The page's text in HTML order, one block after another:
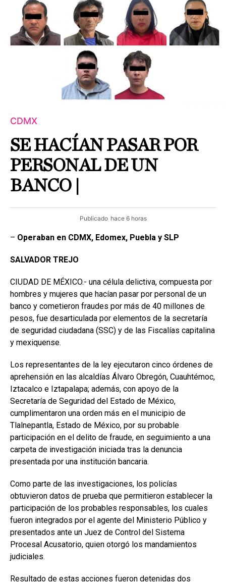
CDMX
SE HACÍAN PASAR POR
PERSONAL DE UN
BANCO |
Publicado hace 6 horas
– Operaban en CDMX, Edomex, Puebla y SLP
SALVADOR TREJO
CIUDAD DE MÉXICO.- una célula delictiva, compuesta por
hombres y mujeres que hacían pasar por personal de un
banco y cometieron fraudes por más de 40 millones de
pesos, fue desarticulada por elementos de la secretaría
de seguridad ciudadana (SSC) y de las Fiscalías capitalina
y mexiquense.
Los representantes de la ley ejecutaron cinco órdenes de
aprehensión en las alcaldías Álvaro Obregón, Cuauhtémoc,
Iztacalco e Iztapalapa; además, con apoyo de la
Secretaría de Seguridad del Estado de México,
cumplimentaron una orden más en el municipio de
Tlalnepantla, Estado de México, por su probable
participación en el delito de fraude, en seguimiento a una
carpeta de investigación iniciada tras la denuncia
presentada por una institución bancaria.
Como parte de las investigaciones, los policías
obtuvieron datos de prueba que permitieron establecer la
participación de los probables responsables, los cuales
fueron integrados por el agente del Ministerio Público y
presentados ante un Juez de Control del Sistema
Procesal Acusatorio, quien otorgó los mandamientos
judiciales.
Resultado de estas acciones fueron detenidas dos